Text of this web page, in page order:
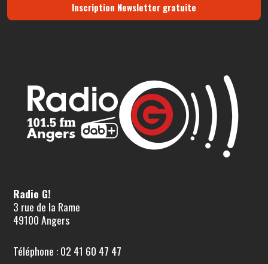
Inscription Newsletter gratuite
Radio G!
3 rue de la Rame
49100 Angers
Téléphone : 02 41 60 47 47